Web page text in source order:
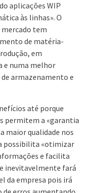
aplicações WIP
às linhas». O
mercado tem
de matéria-
em
e numa melhor
armazenamento e
até porque
permitem a «garantia
maior qualidade nos
possibilita «otimizar
e facilita
inevitavelmente fará
da empresa pois irá